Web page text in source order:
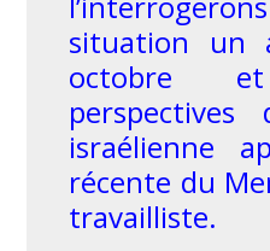
situation un
octobre
israélienne
récente du
travailliste.